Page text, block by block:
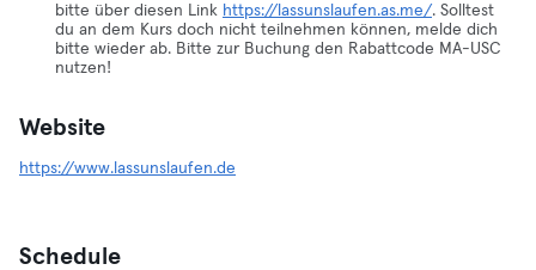
bitte über diesen Link https://lassunslaufen.as.me/. Solltest
du an dem Kurs doch nicht teilnehmen können, melde dich
bitte wieder ab. Bitte zur Buchung den Rabattcode MA-USC
nutzen!
Website
https://www.lassunslaufen.de
Schedule